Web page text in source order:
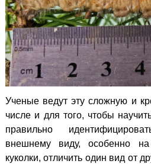
Ученые ведут эту сложную и
числе и для того, чтобы
правильно
внешнему виду, особенно
куколки, отличить один вид от